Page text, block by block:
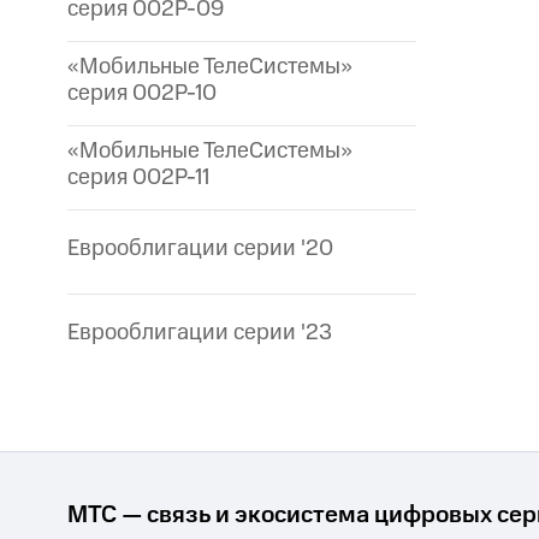
серия 002P-09
«Мобильные ТелеСистемы»
серия 002P-10
«Мобильные ТелеСистемы»
серия 002P-11
Еврооблигации серии '20
Еврооблигации серии '23
МТС — связь и экосистема цифровых